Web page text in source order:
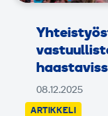
08.12.2025
ARTIKKELI